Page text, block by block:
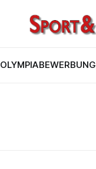
OLYMPIABEWERBUNG